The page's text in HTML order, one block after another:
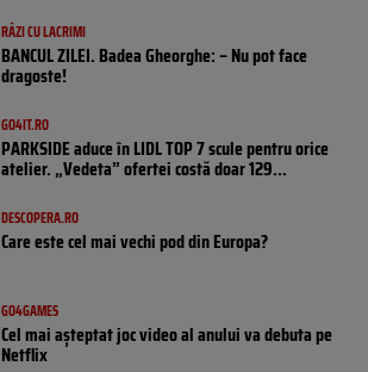
RÂZI CU LACRIMI
BANCUL ZILEI. Badea Gheorghe: – Nu pot face
dragoste!
GO4IT.RO
PARKSIDE aduce în LIDL TOP 7 scule pentru orice
atelier. „Vedeta” ofertei costă doar 129...
DESCOPERA.RO
Care este cel mai vechi pod din Europa?
GO4GAMES
Cel mai așteptat joc video al anului va debuta pe
Netflix